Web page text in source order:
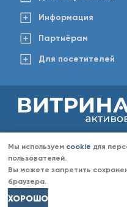
Информация
Партнёрам
Для посетителей
является публичной офертой, определяемой
Любое копирование информации с сайта
информации (объявлений) без объяснений
Мы используем cookie для
пользователей.
Вы можете запретить
браузера.
ХОРОШО